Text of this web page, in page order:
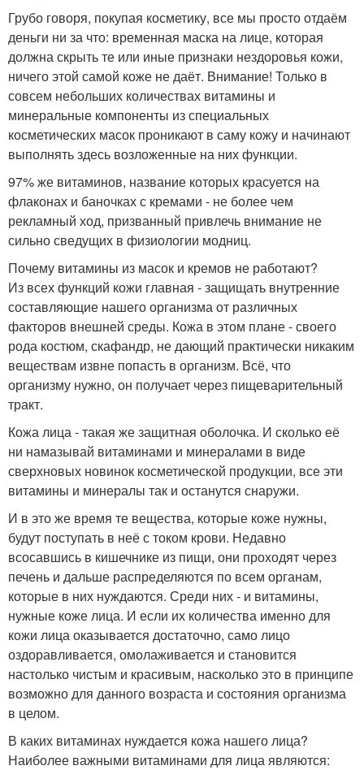
Грубо говоря, покупая косметику, все мы просто отдаём
деньги ни за что: временная маска на лице, которая
должна скрыть те или иные признаки нездоровья кожи,
ничего этой самой коже не даёт. Внимание! Только в
совсем небольших количествах витамины и
минеральные компоненты из специальных
косметических масок проникают в саму кожу и начинают
выполнять здесь возложенные на них функции.
97% же витаминов, название которых красуется на
флаконах и баночках с кремами - не более чем
рекламный ход, призванный привлечь внимание не
сильно сведущих в физиологии модниц.
Почему витамины из масок и кремов не работают?
Из всех функций кожи главная - защищать внутренние
составляющие нашего организма от различных
факторов внешней среды. Кожа в этом плане - своего
рода костюм, скафандр, не дающий практически никаким
веществам извне попасть в организм. Всё, что
организму нужно, он получает через пищеварительный
тракт.
Кожа лица - такая же защитная оболочка. И сколько её
ни намазывай витаминами и минералами в виде
сверхновых новинок косметической продукции, все эти
витамины и минералы так и останутся снаружи.
И в это же время те вещества, которые коже нужны,
будут поступать в неё с током крови. Недавно
всосавшись в кишечнике из пищи, они проходят через
печень и дальше распределяются по всем органам,
которые в них нуждаются. Среди них - и витамины,
нужные коже лица. И если их количества именно для
кожи лица оказывается достаточно, само лицо
оздоравливается, омолаживается и становится
настолько чистым и красивым, насколько это в принципе
возможно для данного возраста и состояния организма
в целом.
В каких витаминах нуждается кожа нашего лица?
Наиболее важными витаминами для лица являются: